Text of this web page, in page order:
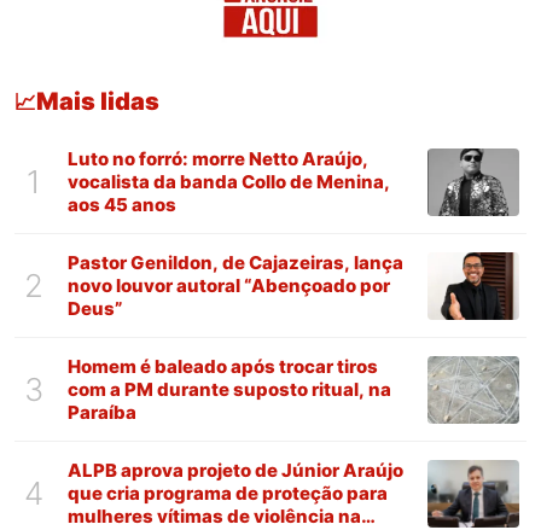
📈Mais lidas
1
Luto no forró: morre Netto Araújo,
vocalista da banda Collo de Menina,
aos 45 anos
2
Pastor Genildon, de Cajazeiras, lança
novo louvor autoral “Abençoado por
Deus”
3
Homem é baleado após trocar tiros
com a PM durante suposto ritual, na
Paraíba
4
ALPB aprova projeto de Júnior Araújo
que cria programa de proteção para
mulheres vítimas de violência na